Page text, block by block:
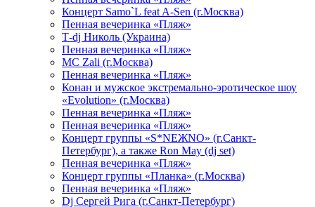
Концерт Samo`L feat A-Sen (г.Москва)
Пенная вечеринка «Пляж»
Т-dj Николь (Украина)
Пенная вечеринка «Пляж»
МС Zali (г.Москва)
Пенная вечеринка «Пляж»
Конан и мужское экстремально-эротическое шоу
«Evolution» (г.Москва)
Пенная вечеринка «Пляж»
Пенная вечеринка «Пляж»
Концерт группы «S*NEЖNO» (г.Санкт-
Петербург), а также Ron May (dj set)
Пенная вечеринка «Пляж»
Концерт группы «Планка» (г.Москва)
Пенная вечеринка «Пляж»
Dj Сергей Рига (г.Санкт-Петербург)